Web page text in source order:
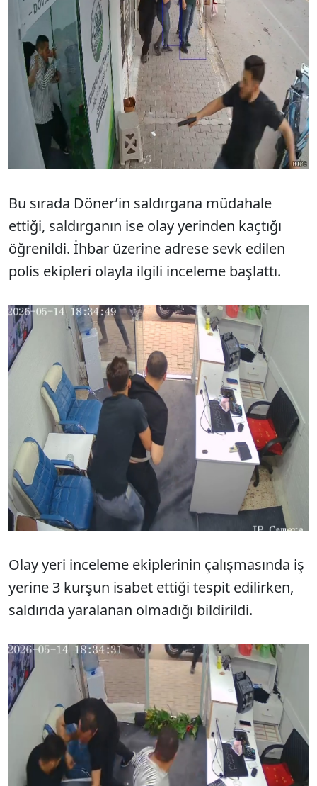
Bu sırada Döner’in saldırgana müdahale
ettiği, saldırganın ise olay yerinden kaçtığı
öğrenildi. İhbar üzerine adrese sevk edilen
polis ekipleri olayla ilgili inceleme başlattı.
Olay yeri inceleme ekiplerinin çalışmasında iş
yerine 3 kurşun isabet ettiği tespit edilirken,
saldırıda yaralanan olmadığı bildirildi.